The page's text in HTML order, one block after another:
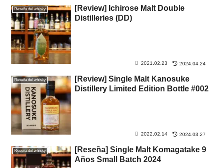
Reseña del whisky
[Review] Ichirose Malt Double
Distilleries (DD)
2021.02.23 2024.04.24
Reseña del whisky
[Review] Single Malt Kanosuke
Distillery Limited Edition Bottle #002
2022.02.14 2024.03.27
Reseña del whisky
[Reseña] Single Malt Komagatake 9
Años Small Batch 2024